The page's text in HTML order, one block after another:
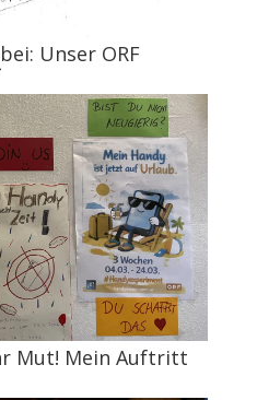
Unser ORF
Mut! Mein Auftritt